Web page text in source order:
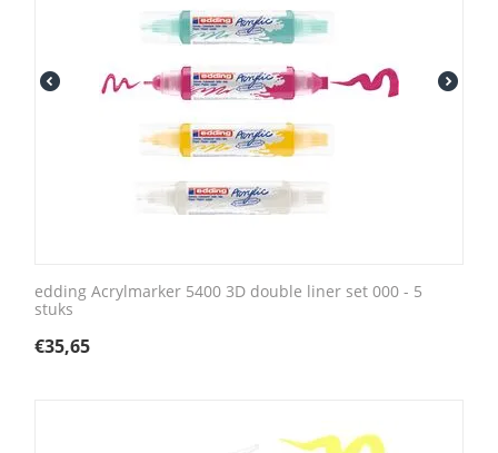
edding Acrylmarker 5400 3D double liner set 000 - 5
stuks
€35,65